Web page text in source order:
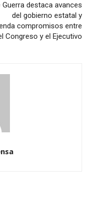
Guerra destaca avances
del gobierno estatal y
compromisos entre
Congreso y el Ejecutivo